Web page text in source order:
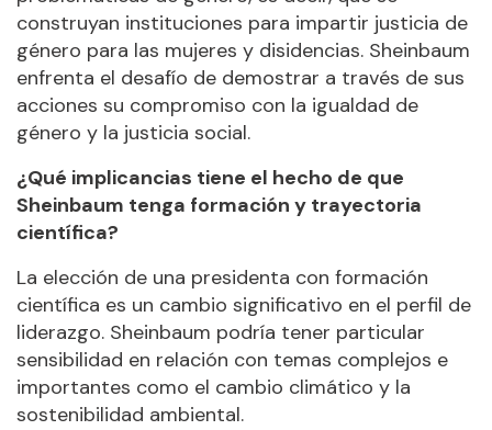
construyan instituciones para impartir justicia de
género para las mujeres y disidencias. Sheinbaum
enfrenta el desafío de demostrar a través de sus
acciones su compromiso con la igualdad de
género y la justicia social.
¿Qué implicancias tiene el hecho de que
Sheinbaum tenga formación y trayectoria
científica?
La elección de una presidenta con formación
científica es un cambio significativo en el perfil de
liderazgo. Sheinbaum podría tener particular
sensibilidad en relación con temas complejos e
importantes como el cambio climático y la
sostenibilidad ambiental.